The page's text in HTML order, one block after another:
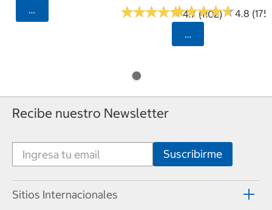
Seleccionar Código Postal
★★★★★
★★★★★4.7 (1102)
★★★★★
★★★★★4.8 (175)
Seleccionar
Recibe nuestro Newsletter
Sitios Internacionales